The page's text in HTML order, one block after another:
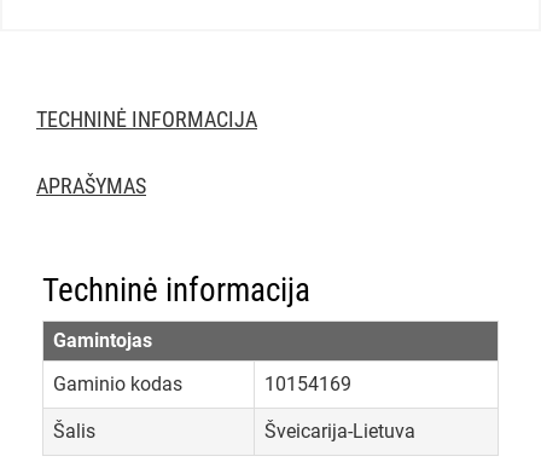
TECHNINĖ INFORMACIJA
APRAŠYMAS
Techninė informacija
Gamintojas
Gaminio kodas
10154169
Šalis Šveicarija-Lietuva